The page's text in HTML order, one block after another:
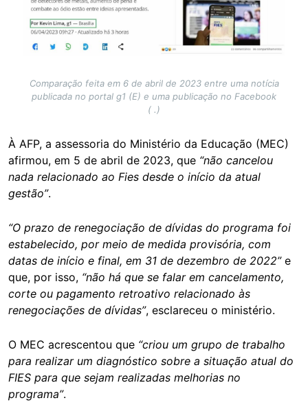
Comparação feita em 6 de abril de 2023 entre uma notícia
publicada no portal g1 (E) e uma publicação no Facebook
( .)
À AFP, a assessoria do Ministério da Educação (MEC)
afirmou, em 5 de abril de 2023, que “não cancelou
nada relacionado ao Fies desde o início da atual
gestão”.
“O prazo de renegociação de dívidas do programa foi
estabelecido, por meio de medida provisória, com
datas de início e final, em 31 de dezembro de 2022” e
que, por isso, “não há que se falar em cancelamento,
corte ou pagamento retroativo relacionado às
renegociações de dívidas”, esclareceu o ministério.
O MEC acrescentou que “criou um grupo de trabalho
para realizar um diagnóstico sobre a situação atual do
FIES para que sejam realizadas melhorias no
programa”.